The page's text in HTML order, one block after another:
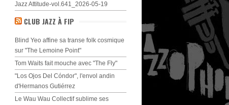
Jazz Attitude-vol.641_2026-05-19
CLUB JAZZ À FIP
Blind Yeo affine sa transe folk cosmique
sur "The Lemoine Point"
Tom Waits fait mouche avec "The Fly"
"Los Ojos Del Cóndor", l'envol andin
d'Hermanos Gutiérrez
Le Wau Wau Collectif sublime ses